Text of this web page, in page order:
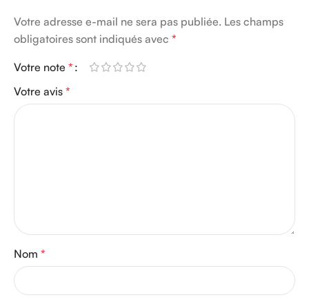
Votre adresse e-mail ne sera pas publiée. Les champs
obligatoires sont indiqués avec *
Votre note *
Votre avis *
Nom *